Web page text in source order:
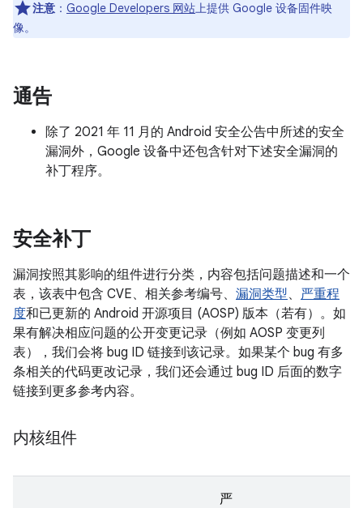
注意 ： Google Developers 网站上提供 Google 设备固件映
像。
通告
除了 2021 年 11 月的 Android 安全公告中所述的安全
漏洞外，Google 设备中还包含针对下述安全漏洞的
补丁程序。
安全补丁
漏洞按照其影响的组件进行分类，内容包括问题描述和一个
表，该表中包含 CVE、相关参考编号、 漏洞类型、 严重程
度和已更新的 Android 开源项目 (AOSP) 版本（若有）。如
果有解决相应问题的公开变更记录（例如 AOSP 变更列
表），我们会将 bug ID 链接到该记录。如果某个 bug 有多
条相关的代码更改记录，我们还会通过 bug ID 后面的数字
链接到更多参考内容。
内核组件
严